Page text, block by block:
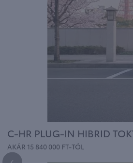
C-HR PLUG-IN HIBRID
AKÁR 15 840 000 FT-TÓL